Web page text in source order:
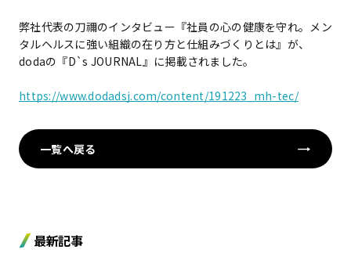
弊社代表の刀禰のインタビュー『社員の心の健康を守れ。メン
タルヘルスに強い組織の在り方と仕組みづくりとは』が、
dodaの『D`s JOURNAL』に掲載されました。
https://www.dodadsj.com/content/191223_mh-tec/
一覧へ戻る
最新記事